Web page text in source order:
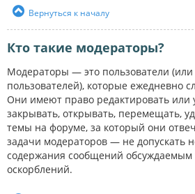
Вернуться к началу
Кто такие модераторы?
Модераторы — это пользователи
пользователей), которые ежедневно
Они имеют право редактировать или
закрывать, открывать, перемещать,
темы на форуме, за который они
задачи модераторов — не допускать
содержания сообщений обсуждаемым
оскорблений.